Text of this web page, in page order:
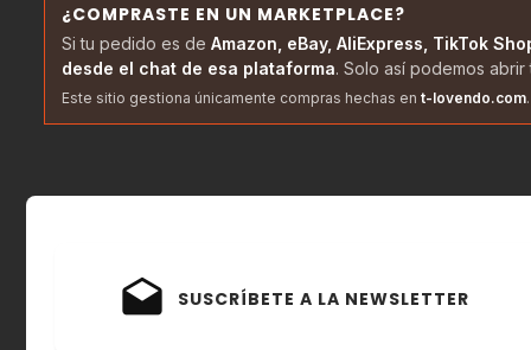
¿COMPRASTE EN UN MARKETPLACE?
Si tu pedido es de Amazon, eBay, AliExpress, TikTok
desde el chat de esa plataforma. Solo así podemos
Este sitio gestiona únicamente compras hechas en t-lovendo.com.
drafts SUSCRÍBETE A LA NEWSLETTER